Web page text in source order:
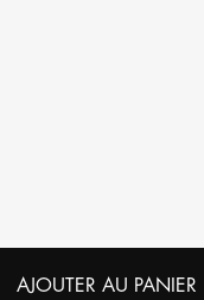
AJOUTER AU PANIER